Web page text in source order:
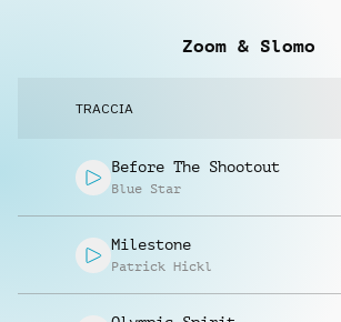
Zoom & Slomo
TRACCIA
Before The Shootout
Blue Star
Milestone
Patrick Hickl